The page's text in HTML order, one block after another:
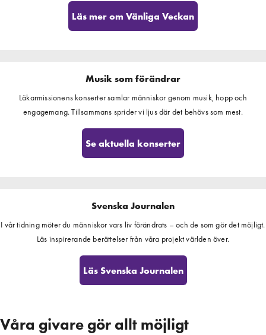
Läs mer om Vänliga Veckan
Musik som förändrar
Läkarmissionens konserter samlar människor genom musik, hopp och
engagemang. Tillsammans sprider vi ljus där det behövs som mest.
Se aktuella konserter
Svenska Journalen
I vår tidning möter du människor vars liv förändrats – och de som gör det möjligt.
Läs inspirerande berättelser från våra projekt världen över.
Läs Svenska Journalen
Våra givare gör allt möjligt